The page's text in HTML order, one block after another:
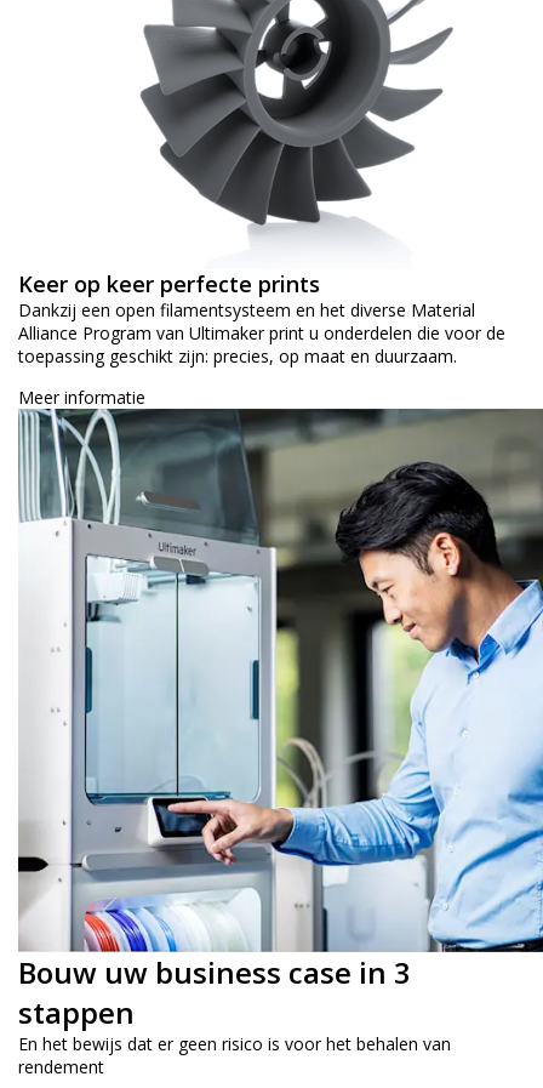
Keer op keer perfecte prints
Dankzij een open filamentsysteem en het diverse Material
Alliance Program van Ultimaker print u onderdelen die voor de
toepassing geschikt zijn: precies, op maat en duurzaam.
Meer informatie
Bouw uw business case in 3
stappen
En het bewijs dat er geen risico is voor het behalen van
rendement